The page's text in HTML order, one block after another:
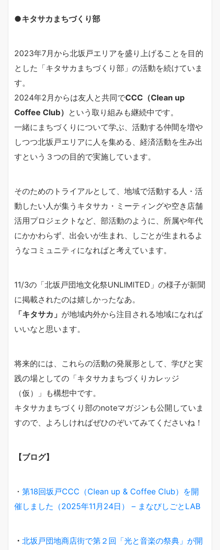
●キタサカまちづくり部
2023年7月から北坂戸エリアを盛り上げることを目的
とした「キタサカまちづくり部」の活動を続けていま
す。
2024年2月からは友人と共同でCCC（Clean up
Coffee Club） という取り組みも継続中です。
一緒にまちづくりについて学ぶ、活動する仲間を増や
しつつ北坂戸エリアに人を集める、経済活動を生み出
すという３つの目的で実施しています。
そのためのトライアルとして、地域で活動する人・活
動したい人が集うキタサカ・ミーティングや空き店舗
活用プロジェクトなど、部活動のように、所属や年代
にかかわらず、出会いが生まれ、しごとが生まれるよ
うなコミュニティになればと考えています。
11/3の「北坂戸団地文化祭UNLIMITED」の様子が新聞
に掲載されたのは嬉しかったなあ。
「キタサカ」 が地域内外から注目される地域になれば
いいなと思います。
将来的には、これらの活動の発展形として、学びと実
践の場としての「キタサカまちづくりカレッジ
（仮）」も構想中です。
キタサカまちづくり部のnoteマガジンも公開していま
すので、よろしければぜひのぞいてみてくださいね！
【ブログ】
・ 第18回坂戸CCC（Clean up & Coffee Club）を開
催しました（2025年11月24日） – まなびしごとLAB
・ 北坂戸団地商店街で第２回「光と音楽の祭典」が開